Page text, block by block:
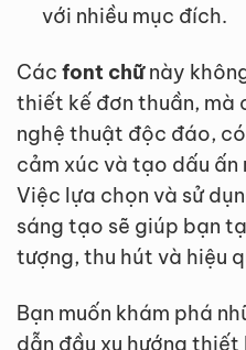
với nhiều mục đích.
Các font chữnày
thiết kế đơn thuần, mà
nghệ thuật độc đáo,
cảm xúc và tạo dấu ấn
Việc lựa chọn và sử
sáng tạo sẽ giúp bạn
tượng, thu hút và hiệu
Bạn muốn khám phá
dẫn đầu xu hướng